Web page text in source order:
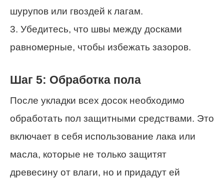
шурупов или гвоздей к лагам.
3. Убедитесь, что швы между досками
равномерные, чтобы избежать зазоров.
Шаг 5: Обработка пола
После укладки всех досок необходимо
обработать пол защитными средствами. Это
включает в себя использование лака или
масла, которые не только защитят
древесину от влаги, но и придадут ей